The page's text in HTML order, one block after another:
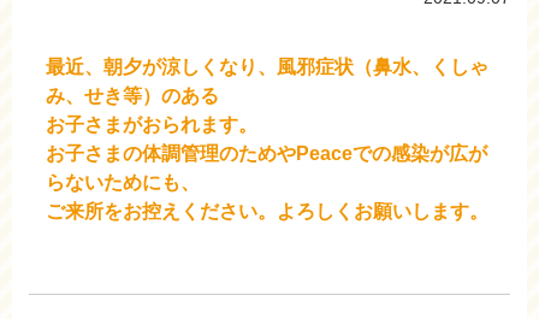
最近、朝夕が涼しくなり、風邪症状（鼻水、くしゃ
み、せき等）のある
お子さまがおられます。
お子さまの体調管理のためやPeaceでの感染が広が
らないためにも、
ご来所をお控えください。よろしくお願いします。